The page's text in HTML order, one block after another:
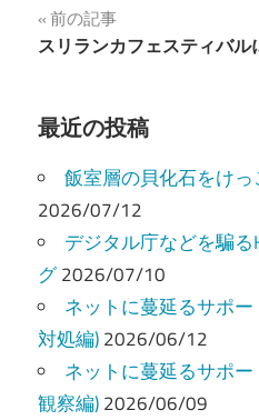
投
稿
ナ
ビ
ゲ
ー
シ
ョ
ン
前の記事
スリランカフェスティバル
最近の投稿
飯室層の貝化石をけ
2026/07/12
デジタル庁などを騙
グ2026/07/10
ネットに蔓延るサポ
対処編)2026/06/12
ネットに蔓延るサポ
観察編)2026/06/09